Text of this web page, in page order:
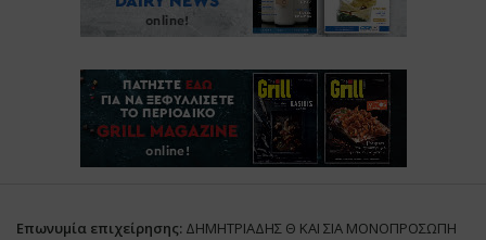
Επωνυμία επιχείρησης: ΔΗΜΗΤΡΙΑΔΗΣ Θ ΚΑΙ ΣΙΑ ΜΟΝΟΠΡΟΣΩΠΗ